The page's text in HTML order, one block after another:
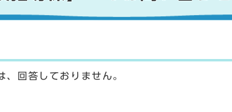
回答しておりません。